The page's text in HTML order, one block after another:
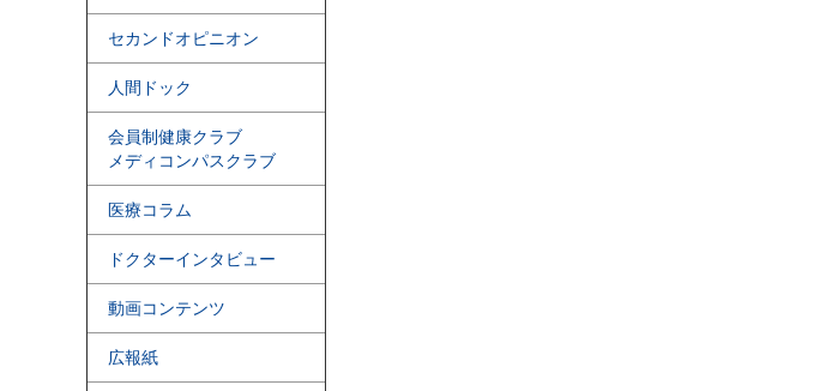
セカンドオピニオン
人間ドック
会員制健康クラブ
メディコンパスクラブ
医療コラム
ドクターインタビュー
動画コンテンツ
広報紙